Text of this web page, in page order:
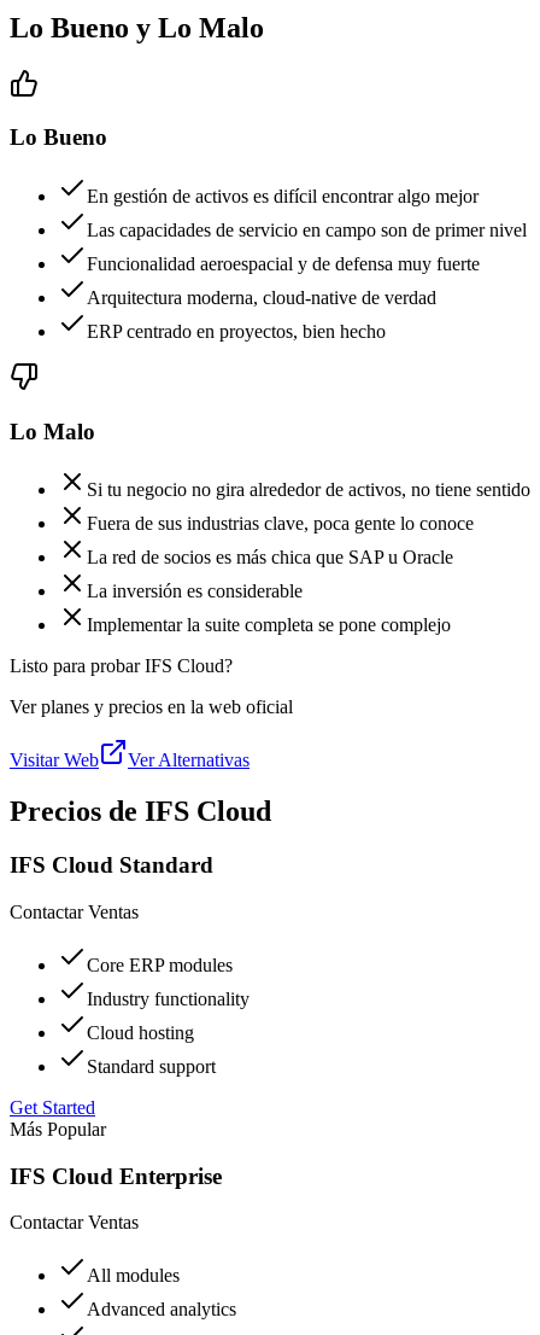
Lo Bueno y Lo Malo
Lo Bueno
En gestión de activos es difícil encontrar algo mejor
Las capacidades de servicio en campo son de primer nivel
Funcionalidad aeroespacial y de defensa muy fuerte
Arquitectura moderna, cloud-native de verdad
ERP centrado en proyectos, bien hecho
Lo Malo
Si tu negocio no gira alrededor de activos, no tiene sentido
Fuera de sus industrias clave, poca gente lo conoce
La red de socios es más chica que SAP u Oracle
La inversión es considerable
Implementar la suite completa se pone complejo
Listo para probar IFS Cloud?
Ver planes y precios en la web oficial
Visitar Web Ver Alternativas
Precios de IFS Cloud
IFS Cloud Standard
Contactar Ventas
Core ERP modules
Industry functionality
Cloud hosting
Standard support
Get Started
Más Popular
IFS Cloud Enterprise
Contactar Ventas
All modules
Advanced analytics